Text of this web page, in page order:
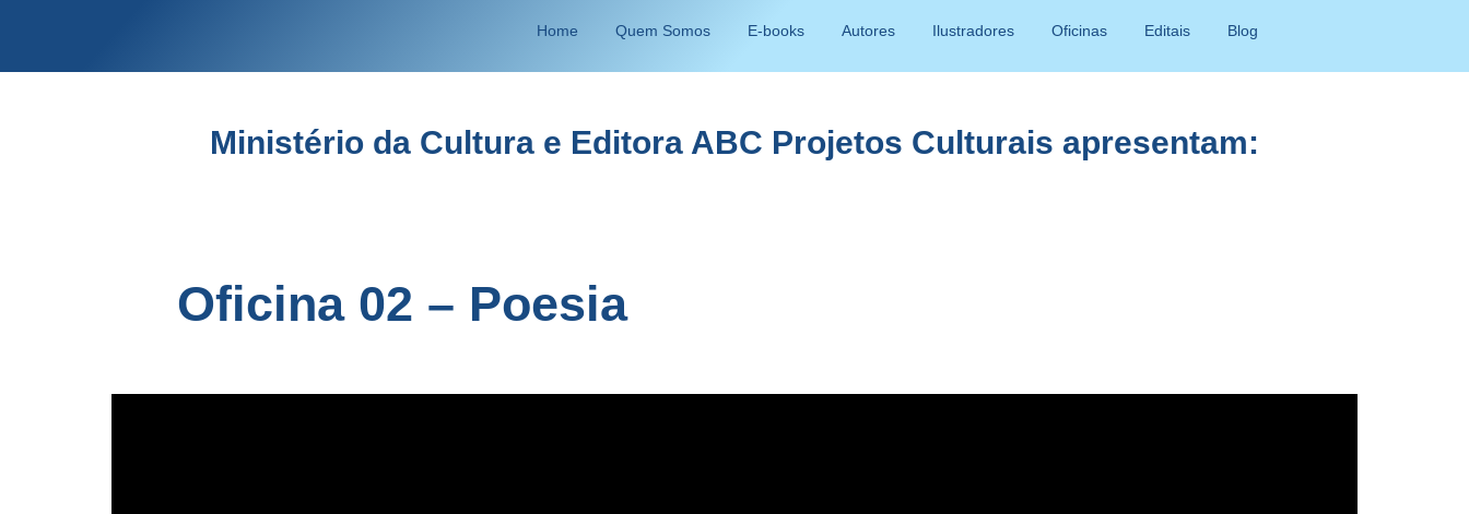
Home Quem Somos E-books Autores Ilustradores Oficinas Editais Blog
Ministério da Cultura e Editora ABC Projetos Culturais apresentam:
Oficina 02 – Poesia